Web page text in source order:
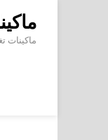
content
ماكينات
ماكينات